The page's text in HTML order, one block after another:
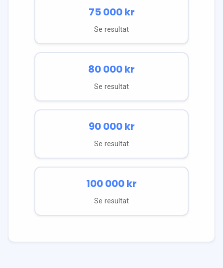
75 000kr
Se resultat
80 000kr
Se resultat
90 000kr
Se resultat
100 000kr
Se resultat